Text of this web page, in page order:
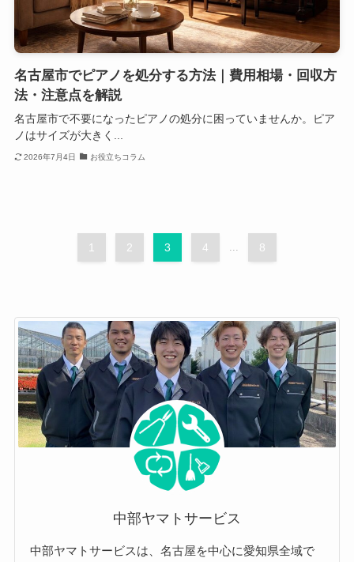
名古屋市でピアノを処分する方法｜費用相場・回収方
法・注意点を解説
名古屋市で不要になったピアノの処分に困っていませんか。ピア
ノはサイズが大きく...
2026年7月4日 お役立ちコラム
1 2 3 4 8
中部ヤマトサービス
中部ヤマトサービスは、名古屋を中心に愛知県全域で